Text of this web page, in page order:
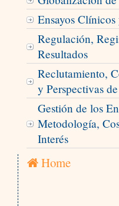
Ensayos
Regulación,
Resultados
Reclutamiento,
y Perspectivas
Gestión de los
Metodología,
Interés
Home